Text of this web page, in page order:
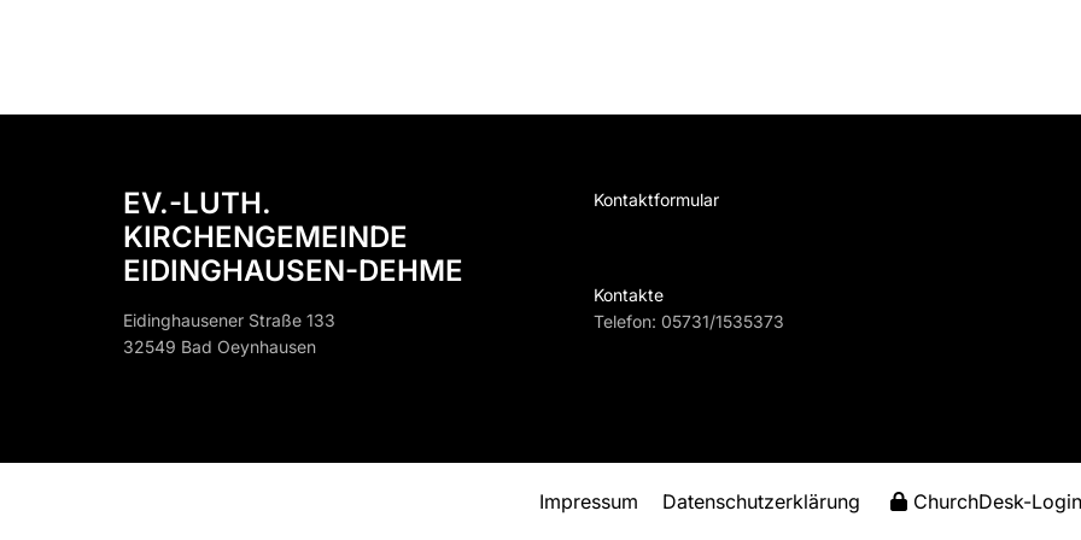
EV.-LUTH.
KIRCHENGEMEINDE
EIDINGHAUSEN-DEHME
Eidinghausener Straße 133
32549 Bad Oeynhausen
Kontaktformular
Kontakte
Telefon: 05731/1535373
Impressum Datenschutzerklärung ChurchDesk-Login